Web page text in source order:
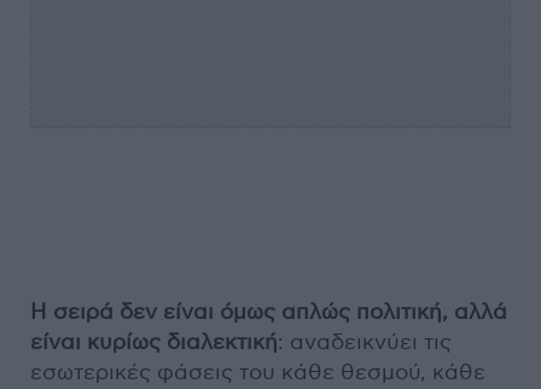
Η σειρά δεν είναι όμως απλώς πολιτική, αλλά
είναι κυρίως διαλεκτική: αναδεικνύει τις
εσωτερικές φάσεις του κάθε θεσμού, κάθε